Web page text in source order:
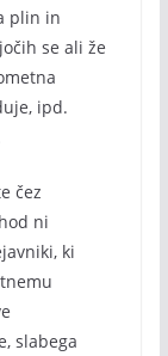
plin in
se ali že
ipd.
čez
ni
ki
slabega